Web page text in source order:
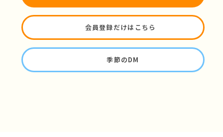
会員登録だけはこちら
季節のDM